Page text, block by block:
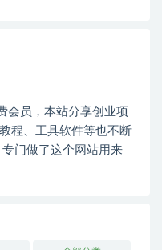
会员，本站分享创业项
程、工具软件等也不断
门做了这个网站用来